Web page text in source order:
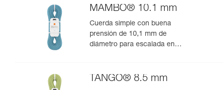
MAMBO® 10.1 mm
Cuerda simple con buena
prensión de 10,1 mm de
diámetro para escalada en
TANGO® 8.5 mm